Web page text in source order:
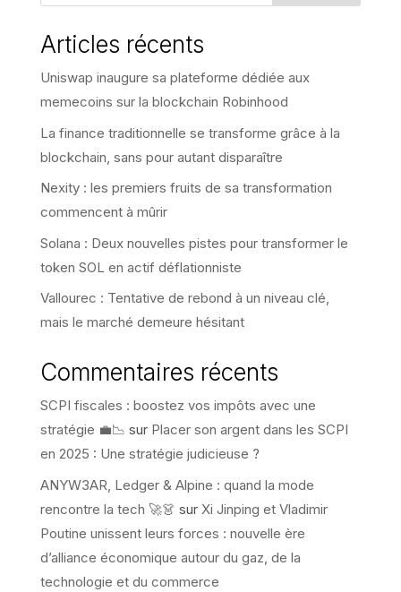
Articles récents
Uniswap inaugure sa plateforme dédiée aux
memecoins sur la blockchain Robinhood
La finance traditionnelle se transforme grâce à la
blockchain, sans pour autant disparaître
Nexity : les premiers fruits de sa transformation
commencent à mûrir
Solana : Deux nouvelles pistes pour transformer le
token SOL en actif déflationniste
Vallourec : Tentative de rebond à un niveau clé,
mais le marché demeure hésitant
Commentaires récents
SCPI fiscales : boostez vos impôts avec une
stratégie 💼📉 sur Placer son argent dans les SCPI
en 2025 : Une stratégie judicieuse ?
ANYW3AR, Ledger & Alpine : quand la mode
rencontre la tech 🚀👗 sur Xi Jinping et Vladimir
Poutine unissent leurs forces : nouvelle ère
d’alliance économique autour du gaz, de la
technologie et du commerce